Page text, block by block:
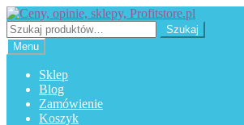
Przejdź
do
nawigacji
Przejdź
do
treści
Szukaj:
Szukaj
Menu
Sklep
Blog
Zamówienie
Koszyk